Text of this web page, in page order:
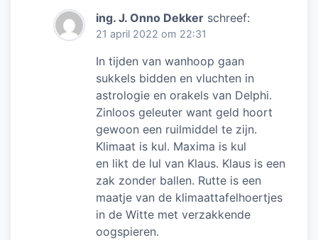
ing. J. Onno Dekker schreef:
21 april 2022 om 22:31
In tijden van wanhoop gaan
sukkels bidden en vluchten in
astrologie en orakels van Delphi.
Zinloos geleuter want geld hoort
gewoon een ruilmiddel te zijn.
Klimaat is kul. Maxima is kul
en likt de lul van Klaus. Klaus is een
zak zonder ballen. Rutte is een
maatje van de klimaattafelhoertjes
in de Witte met verzakkende
oogspieren.